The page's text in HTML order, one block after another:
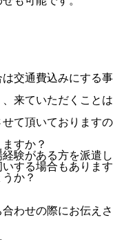
交通費込みにする事
来ていただくことは
て頂いておりますの
すか？
験がある方を派遣し
する場合もあります
か？
わせの際にお伝えさ